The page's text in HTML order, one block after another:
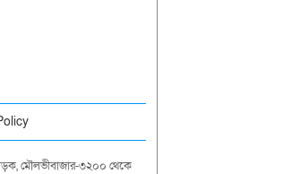
মৌলভীবাজার-৩২০০ থেকে